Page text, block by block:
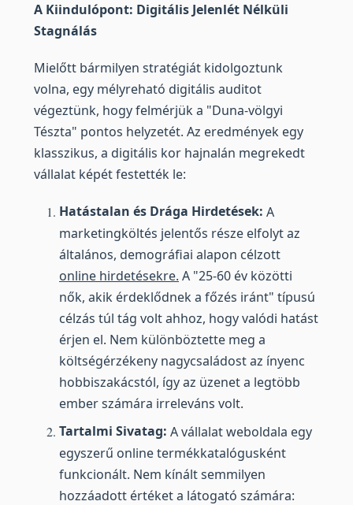
A Kiindulópont: Digitális Jelenlét Nélküli
Stagnálás
Mielőtt bármilyen stratégiát kidolgoztunk
volna, egy mélyreható digitális auditot
végeztünk, hogy felmérjük a "Duna-völgyi
Tészta" pontos helyzetét. Az eredmények egy
klasszikus, a digitális kor hajnalán megrekedt
vállalat képét festették le:
Hatástalan és Drága Hirdetések: A
marketingköltés jelentős része elfolyt az
általános, demográfiai alapon célzott
online hirdetésekre. A "25-60 év közötti
nők, akik érdeklődnek a főzés iránt" típusú
célzás túl tág volt ahhoz, hogy valódi hatást
érjen el. Nem különböztette meg a
költségérzékeny nagycsaládost az ínyenc
hobbiszakácstól, így az üzenet a legtöbb
ember számára irreleváns volt.
Tartalmi Sivatag: A vállalat weboldala egy
egyszerű online termékkatalógusként
funkcionált. Nem kínált semmilyen
hozzáadott értéket a látogató számára: